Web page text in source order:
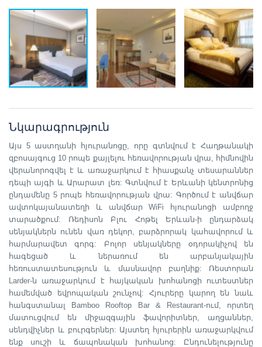
Նկարագրություն
Այս 5 աստղանի հյուրանոցը, որը գտնվում է Հաղթանակի
զբոսայգուց 10 րոպե քայլելու հեռավորության վրա, հիմնովին
վերանորոգվել է և առաջարկում է հիասքանչ տեսարաններ
դեպի այգի և Արարատ լեռ: Գտնվում է Երևանի կենտրոնից
ընդամենը 5 րոպե հեռավորության վրա: Գործում է անվճար
ավտոկայանատեղի և անվճար WiFi հյուրանոցի ամբողջ
տարածքում: Ռեդիսոն Բլու Հոթել Երևան-ի ընդարձակ
սենյակներն ունեն վառ դեկոր, բարձրորակ կահավորում և
հարմարավետ գորգ: Բոլոր սենյակները օդորակիչով են
հագեցած և ներառում են արբանյակային
հեռուստատեսություն և մասնավոր բաղնիք: Ռեստորան
Larder-ն առաջարկում է հայկական խոհանոցի ուտեստներ
համեմված եվրոպական շունչով: Հյուրերը կարող են նաև
հանգստանալ Bamboo Rooftop Bar & Restaurant-ում, որտեղ
մատուցվում են միջազգային ֆավորիտներ, աղցաններ,
սենդվիչներ և բուրգերներ: Այստեղ հյուրերին առաջարկվում
ենք սուշի և ճապոնական խոհանոց: Ընդունելությունը